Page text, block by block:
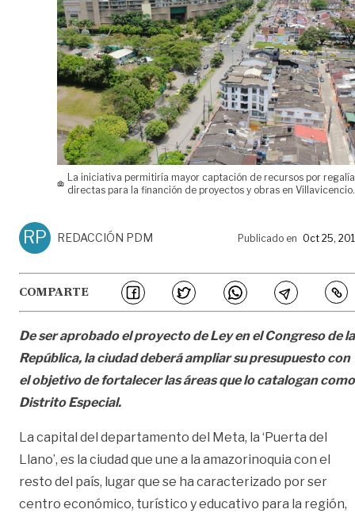
La iniciativa permitiría mayor captación de recursos por
directas para la financión de proyectos y obras en Villavicencio.
RP REDACCIÓN PDM Publicado en Oct 25,
COMPARTE
De ser aprobado el proyecto de Ley en el Congreso de la
República, la ciudad deberá ampliar su presupuesto con
el objetivo de fortalecer las áreas que lo catalogan como
Distrito Especial.
La capital del departamento del Meta, la ‘Puerta del
Llano’, es la ciudad que une a la amazorinoquia con el
resto del país, lugar que se ha caracterizado por ser
centro económico, turístico y educativo para la región,